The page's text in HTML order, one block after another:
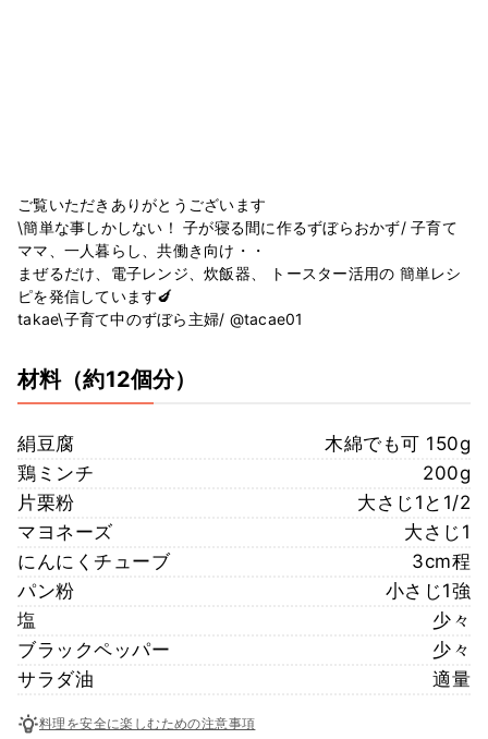
ご覧いただきありがとうございます
\簡単な事しかしない！ 子が寝る間に作るずぼらおかず/ 子育て
ママ、一人暮らし、共働き向け・・
まぜるだけ、電子レンジ、炊飯器、 トースター活用の 簡単レシ
ピを発信しています🍆
takae\子育て中のずぼら主婦/ @tacae01
材料（約12個分）
絹豆腐
木綿でも可 150g
鶏ミンチ
200g
片栗粉
大さじ1と1/2
マヨネーズ
大さじ1
にんにくチューブ
3cm程
パン粉
小さじ1強
塩
少々
ブラックペッパー
少々
サラダ油
適量
料理を安全に楽しむための注意事項